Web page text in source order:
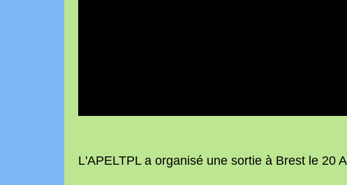
L'APELTPL a organisé une sortie à Brest le 20